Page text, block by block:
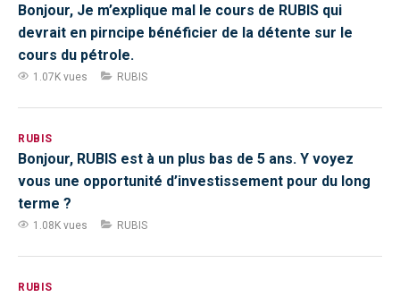
Bonjour, Je m’explique mal le cours de RUBIS qui
devrait en pirncipe bénéficier de la détente sur le
cours du pétrole.
1.07K vues RUBIS
RUBIS
Bonjour, RUBIS est à un plus bas de 5 ans. Y voyez
vous une opportunité d’investissement pour du long
terme ?
1.08K vues RUBIS
RUBIS